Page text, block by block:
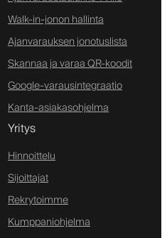
Walk-in-jonon hallinta
Ajanvarauksen jonotuslista
Skannaa ja varaa QR-koodit
Google-varausintegraatio
Kanta-asiakasohjelma
Yritys
Hinnoittelu
Sijoittajat
Rekrytoimme
Kumppaniohjelma